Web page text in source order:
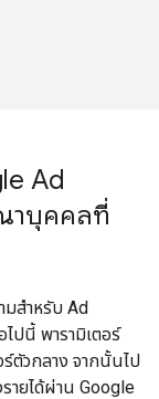
Ad
าบุคคลที่
มสำหรับ Ad
ปนี้ พารามิเตอร์
ร์ตัวกลาง จากนั้นไป
ายได้ผ่าน Google